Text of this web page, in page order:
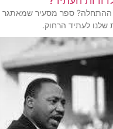
ההתחלה? ספר מסעיר
שלנו לעתיד הרחוק.